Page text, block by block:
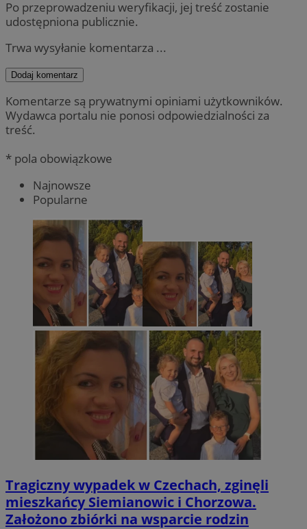
Po przeprowadzeniu weryfikacji, jej treść zostanie
udostępniona publicznie.
Trwa wysyłanie komentarza ...
Dodaj komentarz
Komentarze są prywatnymi opiniami użytkowników.
Wydawca portalu nie ponosi odpowiedzialności za
treść.
* pola obowiązkowe
Najnowsze
Popularne
Tragiczny wypadek w Czechach, zginęli
mieszkańcy Siemianowic i Chorzowa.
Założono zbiórki na wsparcie rodzin